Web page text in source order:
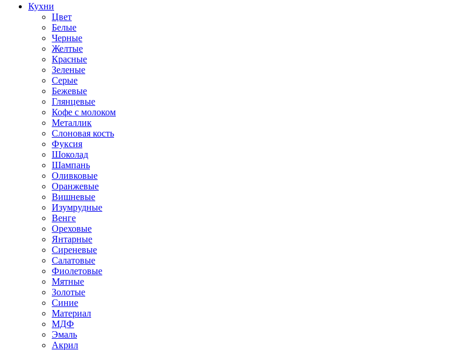
Кухни
Цвет
Белые
Черные
Желтые
Красные
Зеленые
Серые
Бежевые
Глянцевые
Кофе с молоком
Металлик
Слоновая кость
Фуксия
Шоколад
Шампань
Оливковые
Оранжевые
Вишневые
Изумрудные
Венге
Ореховые
Янтарные
Сиреневые
Салатовые
Фиолетовые
Мятные
Золотые
Синие
Материал
МДФ
Эмаль
Акрил